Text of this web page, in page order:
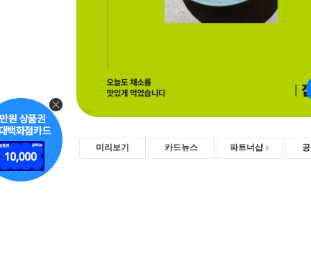
미리보기 카드뉴스 파트너샵